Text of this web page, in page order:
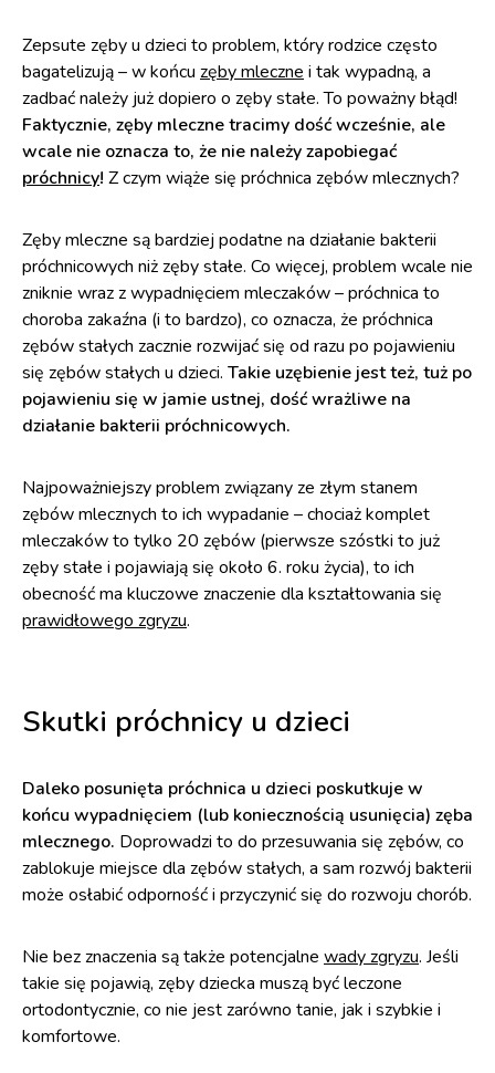
Zepsute zęby u dzieci to problem, który rodzice często
bagatelizują – w końcu zęby mleczne i tak wypadną, a
zadbać należy już dopiero o zęby stałe. To poważny błąd!
Faktycznie, zęby mleczne tracimy dość wcześnie, ale
wcale nie oznacza to, że nie należy zapobiegać
próchnicy! Z czym wiąże się próchnica zębów mlecznych?
Zęby mleczne są bardziej podatne na działanie bakterii
próchnicowych niż zęby stałe. Co więcej, problem wcale nie
zniknie wraz z wypadnięciem mleczaków – próchnica to
choroba zakaźna (i to bardzo), co oznacza, że próchnica
zębów stałych zacznie rozwijać się od razu po pojawieniu
się zębów stałych u dzieci. Takie uzębienie jest też, tuż po
pojawieniu się w jamie ustnej, dość wrażliwe na
działanie bakterii próchnicowych.
Najpoważniejszy problem związany ze złym stanem
zębów mlecznych to ich wypadanie – chociaż komplet
mleczaków to tylko 20 zębów (pierwsze szóstki to już
zęby stałe i pojawiają się około 6. roku życia), to ich
obecność ma kluczowe znaczenie dla kształtowania się
prawidłowego zgryzu.
Skutki próchnicy u dzieci
Daleko posunięta próchnica u dzieci poskutkuje w
końcu wypadnięciem (lub koniecznością usunięcia) zęba
mlecznego. Doprowadzi to do przesuwania się zębów, co
zablokuje miejsce dla zębów stałych, a sam rozwój bakterii
może osłabić odporność i przyczynić się do rozwoju chorób.
Nie bez znaczenia są także potencjalne wady zgryzu. Jeśli
takie się pojawią, zęby dziecka muszą być leczone
ortodontycznie, co nie jest zarówno tanie, jak i szybkie i
komfortowe.